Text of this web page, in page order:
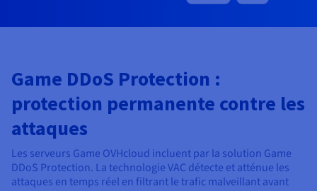
Game DDoS Protection :
protection permanente contre les
attaques
Les serveurs Game OVHcloud incluent par la solution Game
DDoS Protection. La technologie VAC détecte et atténue les
attaques en temps réel en filtrant le trafic malveillant avant